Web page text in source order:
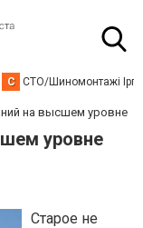
С СТО/Шиномонтажі
на высшем уровне
уровне
Старое не